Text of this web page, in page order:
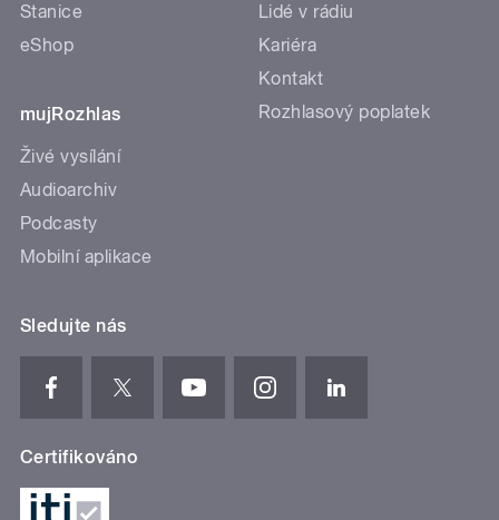
Stanice
eShop
mujRozhlas
Živé vysílání
Audioarchiv
Podcasty
Mobilní aplikace
Lidé v rádiu
Kariéra
Kontakt
Rozhlasový poplatek
Sledujte nás
Certifikováno